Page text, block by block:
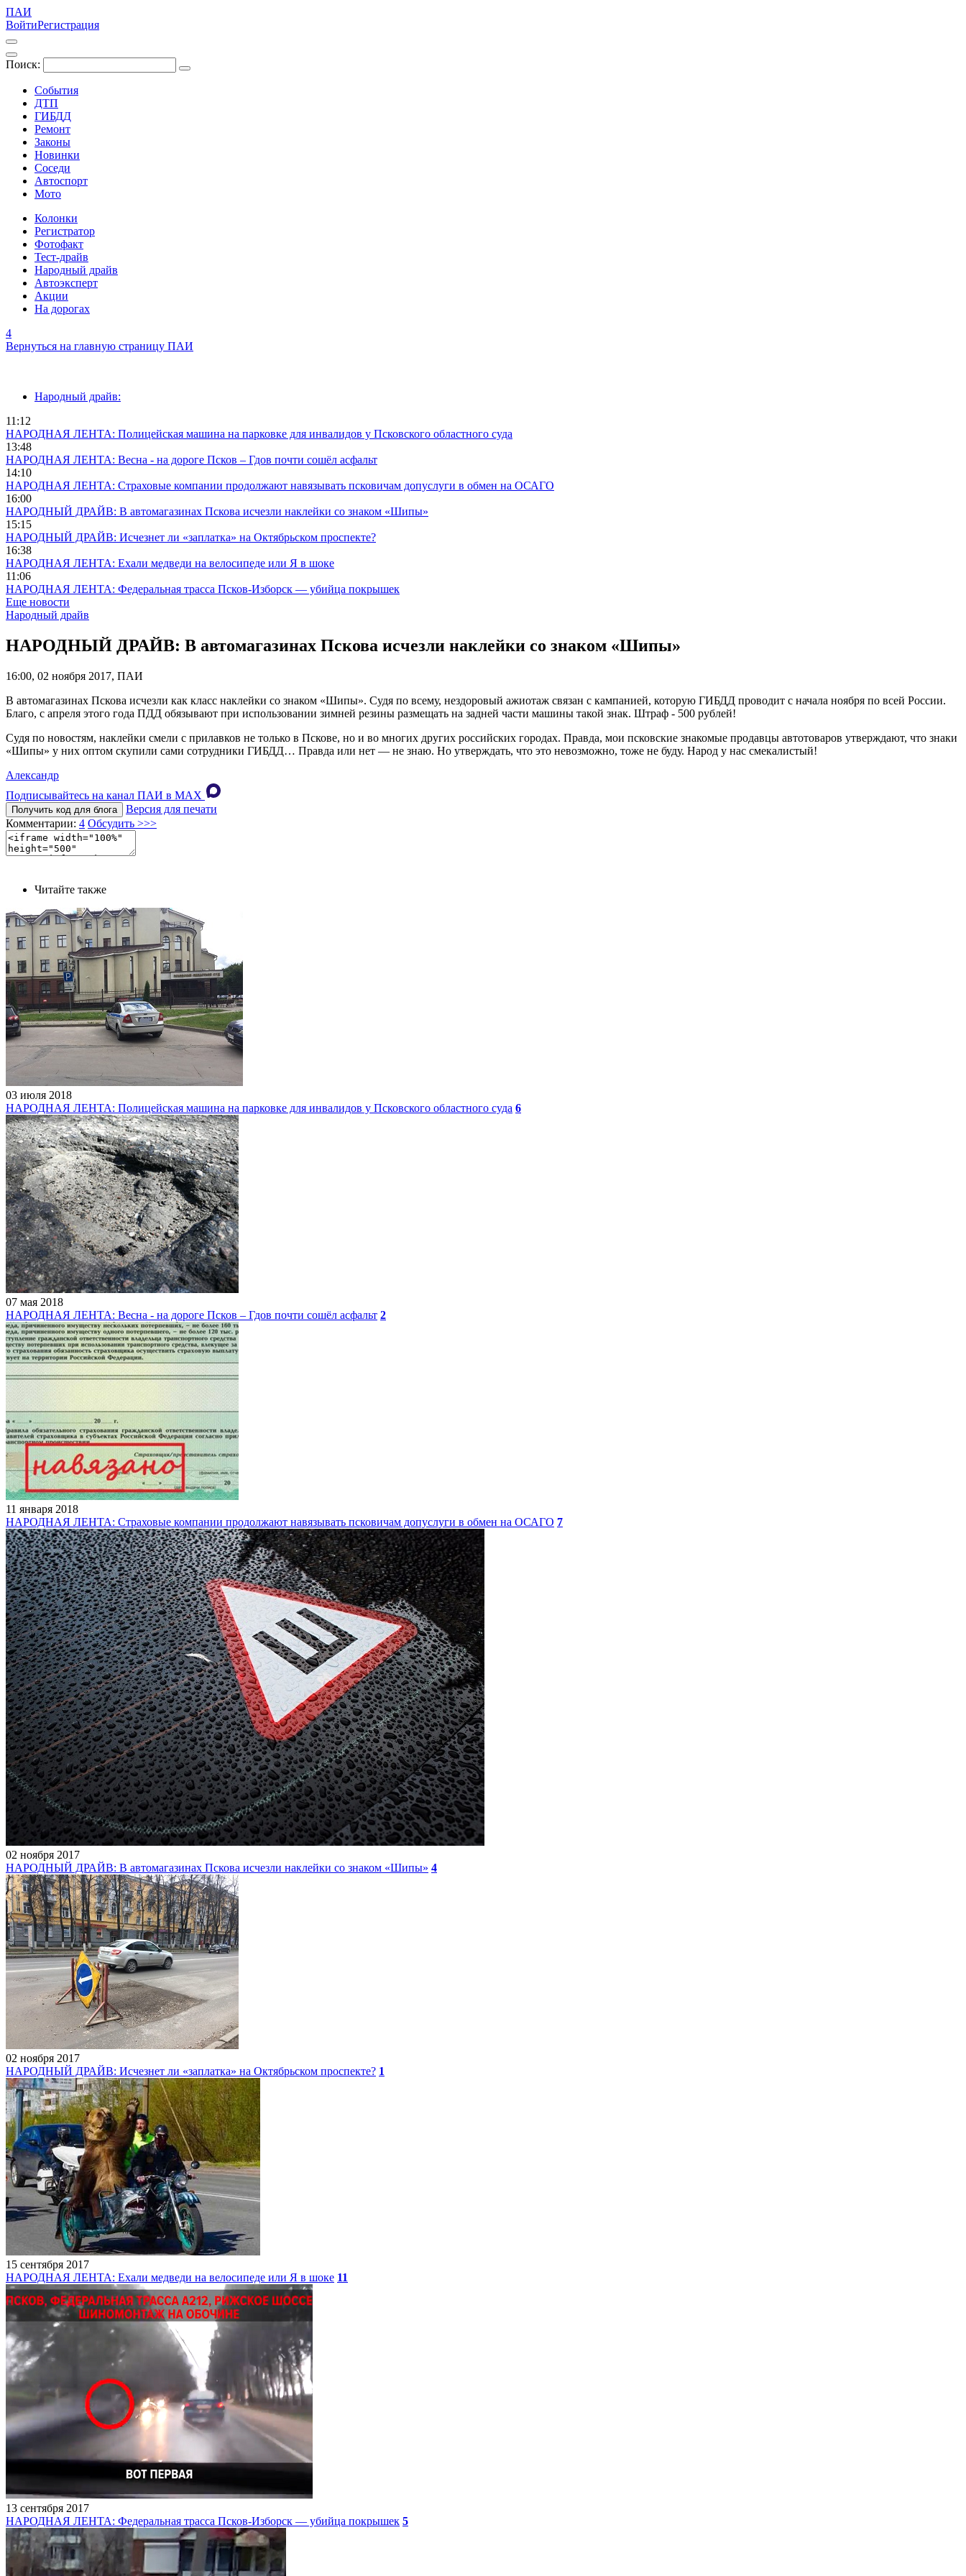
ПАИ
ВойтиРегистрация
Поиск:
События
ДТП
ГИБДД
Ремонт
Законы
Новинки
Соседи
Автоспорт
Мото
Колонки
Регистратор
Фотофакт
Тест-драйв
Народный драйв
Автоэксперт
Акции
На дорогах
4
Вернуться на главную страницу ПАИ
Народный драйв:
11:12
НАРОДНАЯ ЛЕНТА: Полицейская машина на парковке для инвалидов у Псковского областного суда
13:48
НАРОДНАЯ ЛЕНТА: Весна - на дороге Псков – Гдов почти сошёл асфальт
14:10
НАРОДНАЯ ЛЕНТА: Страховые компании продолжают навязывать псковичам допуслуги в обмен на ОСАГО
16:00
НАРОДНЫЙ ДРАЙВ: В автомагазинах Пскова исчезли наклейки со знаком «Шипы»
15:15
НАРОДНЫЙ ДРАЙВ: Исчезнет ли «заплатка» на Октябрьском проспекте?
16:38
НАРОДНАЯ ЛЕНТА: Ехали медведи на велосипеде или Я в шоке
11:06
НАРОДНАЯ ЛЕНТА: Федеральная трасса Псков-Изборск — убийца покрышек
Еще новости
Народный драйв
НАРОДНЫЙ ДРАЙВ: В автомагазинах Пскова исчезли наклейки со знаком «Шипы»
16:00, 02 ноября 2017, ПАИ
В автомагазинах Пскова исчезли как класс наклейки со знаком «Шипы». Судя по всему, нездоровый ажиотаж связан с кампанией, которую ГИБДД проводит с начала ноября по всей России.
Благо, с апреля этого года ПДД обязывают при использовании зимней резины размещать на задней части машины такой знак. Штраф - 500 рублей!
Судя по новостям, наклейки смели с прилавков не только в Пскове, но и во многих других российских городах. Правда, мои псковские знакомые продавцы автотоваров утверждают, что знаки
«Шипы» у них оптом скупили сами сотрудники ГИБДД… Правда или нет — не знаю. Но утверждать, что это невозможно, тоже не буду. Народ у нас смекалистый!
Александр
Подписывайтесь на канал ПАИ в MAХ
Получить код для блога
Версия для печати
Комментарии: 4 Обсудить >>>
Читайте также
03 июля 2018
НАРОДНАЯ ЛЕНТА: Полицейская машина на парковке для инвалидов у Псковского областного суда 6
07 мая 2018
НАРОДНАЯ ЛЕНТА: Весна - на дороге Псков – Гдов почти сошёл асфальт 2
11 января 2018
НАРОДНАЯ ЛЕНТА: Страховые компании продолжают навязывать псковичам допуслуги в обмен на ОСАГО 7
02 ноября 2017
НАРОДНЫЙ ДРАЙВ: В автомагазинах Пскова исчезли наклейки со знаком «Шипы» 4
02 ноября 2017
НАРОДНЫЙ ДРАЙВ: Исчезнет ли «заплатка» на Октябрьском проспекте? 1
15 сентября 2017
НАРОДНАЯ ЛЕНТА: Ехали медведи на велосипеде или Я в шоке 11
13 сентября 2017
НАРОДНАЯ ЛЕНТА: Федеральная трасса Псков-Изборск — убийца покрышек 5